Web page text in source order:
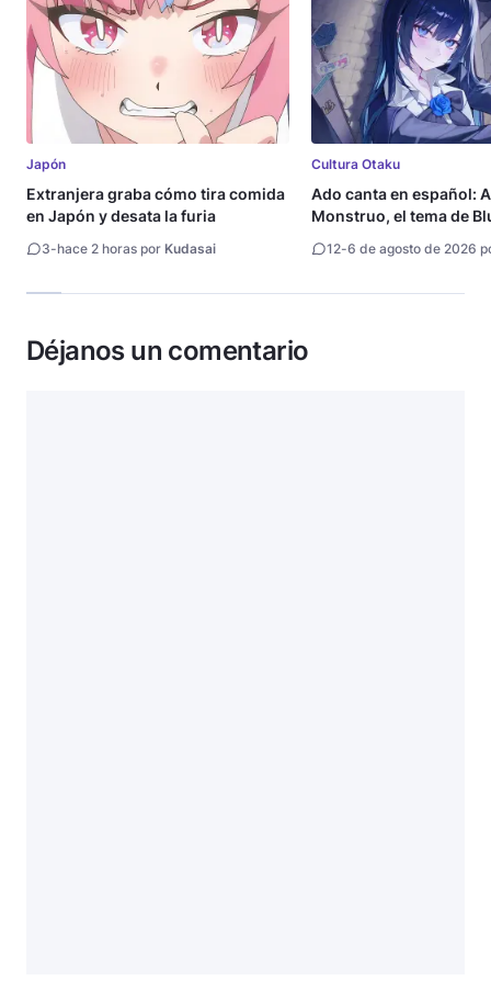
Japón
Extranjera graba cómo tira comida
en Japón y desata la furia
3-hace 2 horas por Kudasai
Cultura Otaku
Ado canta en español:
Monstruo, el tema de
12-6 de agosto de 2026
Déjanos un comentario